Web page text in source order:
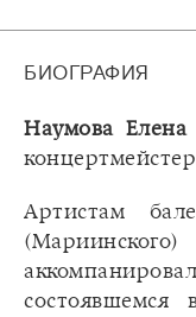
БИОГРАФИЯ
Наумова Елена
Артистам